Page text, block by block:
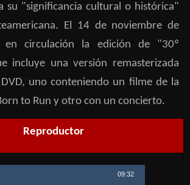
su "significancia cultural o histórica"
El 14 de noviembre de
en circulación la edición de "30º
incluye una versión remasterizada
uno conteniendo un filme de la
to Run y otro con un concierto.
Reproductor
09:32